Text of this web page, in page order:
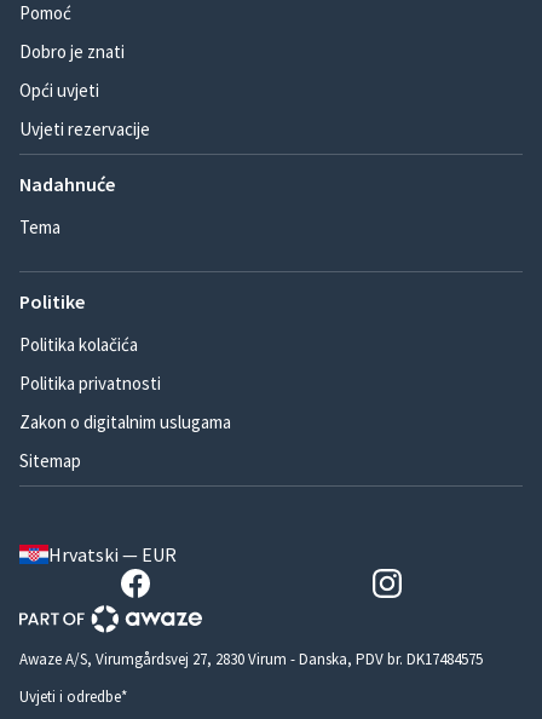
Pomoć
Dobro je znati
Opći uvjeti
Uvjeti rezervacije
Nadahnuće
Tema
Politike
Politika kolačića
Politika privatnosti
Zakon o digitalnim uslugama
Sitemap
Hrvatski — EUR
Awaze A/S, Virumgårdsvej 27, 2830 Virum - Danska, PDV br. DK17484575
Uvjeti i odredbe*